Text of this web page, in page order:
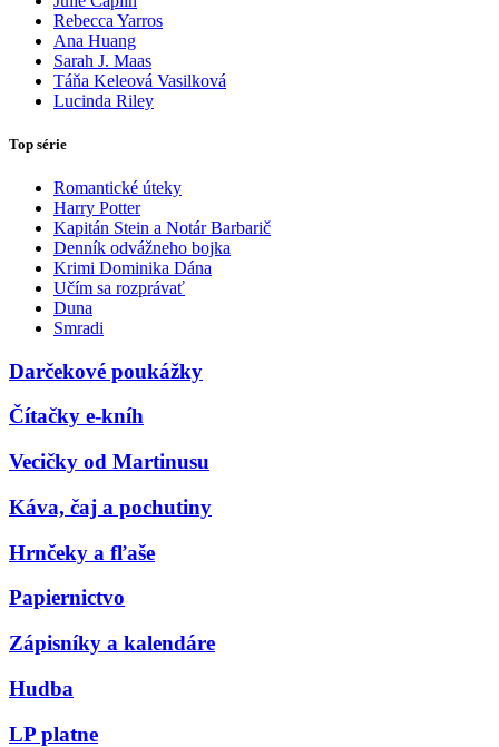
Rebecca Yarros
Ana Huang
Sarah J. Maas
Táňa Keleová Vasilková
Lucinda Riley
Top série
Romantické úteky
Harry Potter
Kapitán Stein a Notár Barbarič
Denník odvážneho bojka
Krimi Dominika Dána
Učím sa rozprávať
Duna
Smradi
Darčekové poukážky
Čítačky e-kníh
Vecičky od Martinusu
Káva, čaj a pochutiny
Hrnčeky a fľaše
Papiernictvo
Zápisníky a kalendáre
Hudba
LP platne